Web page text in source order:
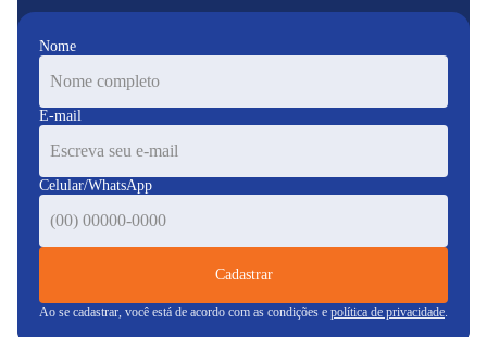
Nome
E-mail
Celular/WhatsApp
Cadastrar
Ao se cadastrar, você está de acordo com as condições e política de privacidade